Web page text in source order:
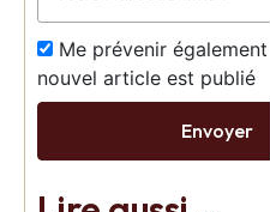
Me prévenir également
nouvel article est publié
Envoyer